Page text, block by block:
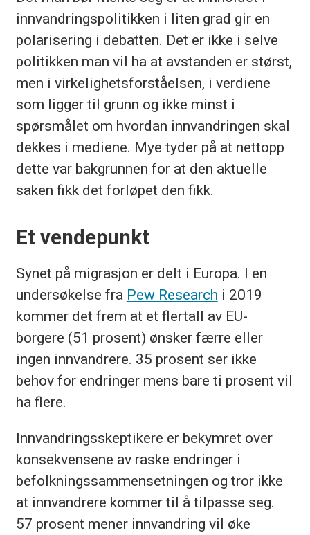
innvandringspolitikken i liten grad gir en
polarisering i debatten. Det er ikke i selve
politikken man vil ha at avstanden er størst,
men i virkelighetsforståelsen, i verdiene
som ligger til grunn og ikke minst i
spørsmålet om hvordan innvandringen skal
dekkes i mediene. Mye tyder på at nettopp
dette var bakgrunnen for at den aktuelle
saken fikk det forløpet den fikk.
Et vendepunkt
Synet på migrasjon er delt i Europa. I en
undersøkelse fra Pew Research i 2019
kommer det frem at et flertall av EU-
borgere (51 prosent) ønsker færre eller
ingen innvandrere. 35 prosent ser ikke
behov for endringer mens bare ti prosent vil
ha flere.
Innvandringsskeptikere er bekymret over
konsekvensene av raske endringer i
befolkningssammensetningen og tror ikke
at innvandrere kommer til å tilpasse seg.
57 prosent mener innvandring vil øke